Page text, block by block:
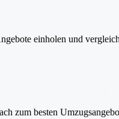
einholen und
zum besten